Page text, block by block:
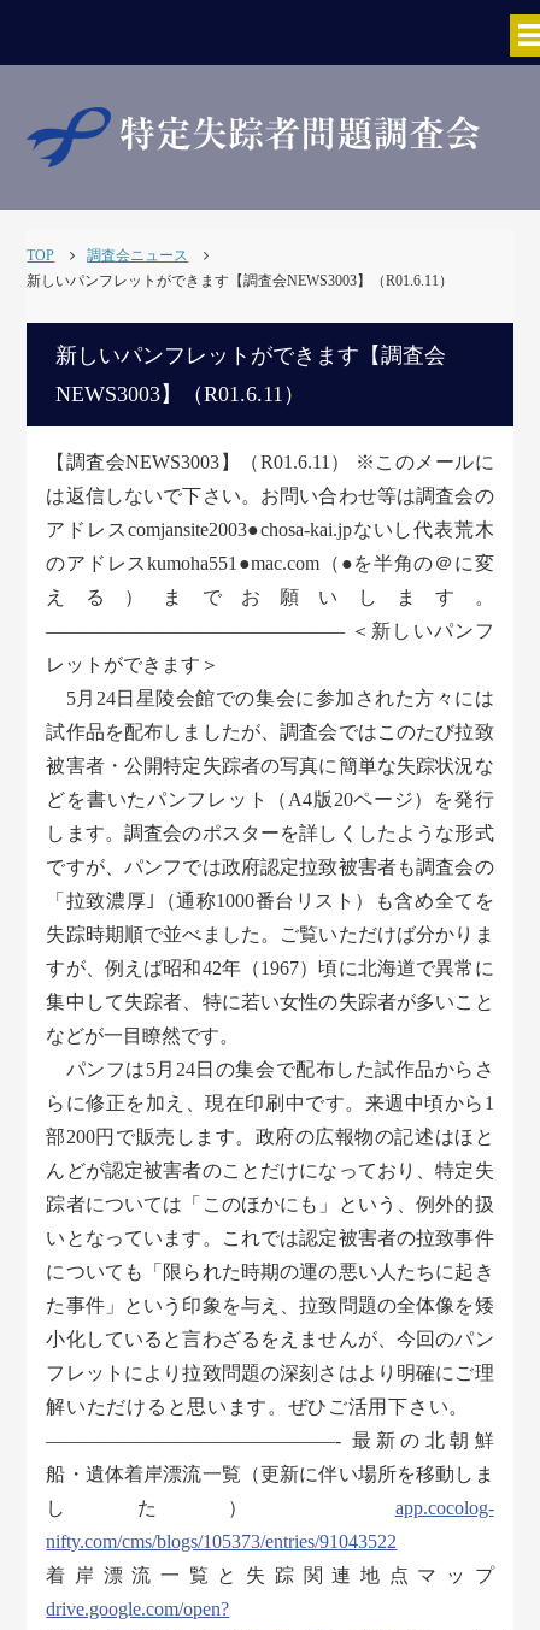
TOP
調査会ニュース
新しいパンフレットができます【調査会NEWS3003】（R01.6.11）
新しいパンフレットができます【調査会
NEWS3003】（R01.6.11）
【調査会NEWS3003】（R01.6.11） ※このメールに
は返信しないで下さい。お問い合わせ等は調査会の
アドレスcomjansite2003●chosa-kai.jpないし代表荒木
のアドレスkumoha551●mac.com（●を半角の＠に変
える）までお願いします。
———————————————– ＜新しいパンフ
レットができます＞
5月24日星陵会館での集会に参加された方々には
試作品を配布しましたが、調査会ではこのたび拉致
被害者・公開特定失踪者の写真に簡単な失踪状況な
どを書いたパンフレット（A4版20ページ）を発行
します。調査会のポスターを詳しくしたような形式
ですが、パンフでは政府認定拉致被害者も調査会の
「拉致濃厚｣（通称1000番台リスト）も含め全てを
失踪時期順で並べました。ご覧いただけば分かりま
すが、例えば昭和42年（1967）頃に北海道で異常に
集中して失踪者、特に若い女性の失踪者が多いこと
などが一目瞭然です。
パンフは5月24日の集会で配布した試作品からさ
らに修正を加え、現在印刷中です。来週中頃から1
部200円で販売します。政府の広報物の記述はほと
んどが認定被害者のことだけになっており、特定失
踪者については「このほかにも」という、例外的扱
いとなっています。これでは認定被害者の拉致事件
についても「限られた時期の運の悪い人たちに起き
た事件」という印象を与え、拉致問題の全体像を矮
小化していると言わざるをえませんが、今回のパン
フレットにより拉致問題の深刻さはより明確にご理
解いただけると思います。ぜひご活用下さい。
———————————————- 最新の北朝鮮
船・遺体着岸漂流一覧（更新に伴い場所を移動しま
した） app.cocolog-
nifty.com/cms/blogs/105373/entries/91043522
着岸漂流一覧と失踪関連地点マップ
drive.google.com/open?